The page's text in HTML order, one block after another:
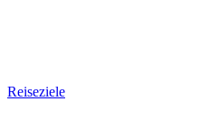
Reiseziele